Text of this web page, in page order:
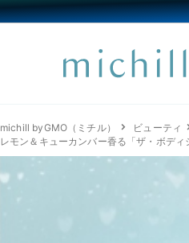
michill byGMO（ミチル）
ビューティ
レモン＆キューカンバー香る「ザ・ボディ